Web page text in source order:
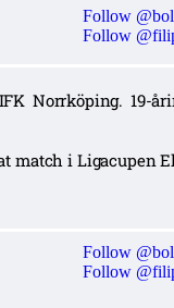
Follow
Follow
Norrköping. 19-
match i Ligacupen
Follow
Follow